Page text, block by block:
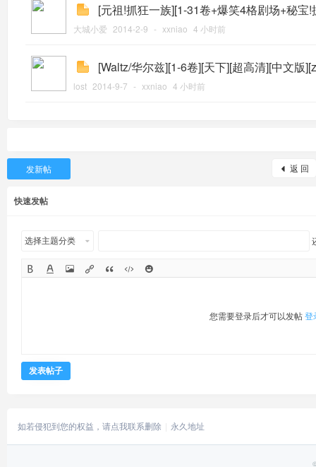
[元祖!抓狂一族][1-31卷+爆笑4格剧场+秘宝
大城小爱 2014-2-9 - xxniao 4 小时前
[Waltz/华尔兹][1-6卷][天下][超高清][中文版
lost 2014-9-7 - xxniao 4 小时前
返 回
发新帖
快速发帖
选择主题分类
您需要登录后才可以发帖登
发表帖子
如若侵犯到您的权益，请点我联系删除 永久地址